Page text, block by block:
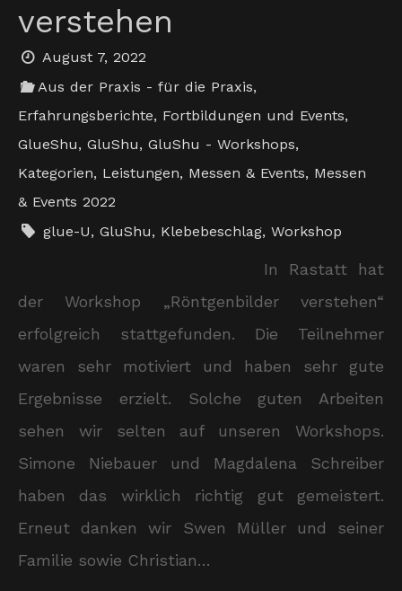
verstehen
August 7, 2022
Aus der Praxis - für die Praxis,
Erfahrungsberichte, Fortbildungen und Events,
GlueShu, GluShu, GluShu - Workshops,
Kategorien, Leistungen, Messen & Events, Messen
& Events 2022
glue-U,GluShu, Klebebeschlag,Workshop
In Rastatt hat
der Workshop „Röntgenbilder verstehen“
erfolgreich stattgefunden. Die Teilnehmer
waren sehr motiviert und haben sehr gute
Ergebnisse erzielt. Solche guten Arbeiten
sehen wir selten auf unseren Workshops.
Simone Niebauer und Magdalena Schreiber
haben das wirklich richtig gut gemeistert.
Erneut danken wir Swen Müller und seiner
Familie sowie Christian…